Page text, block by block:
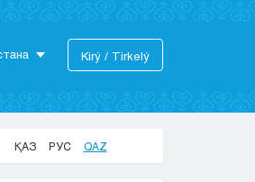
Kіrý / Tіrkelý
ҚАЗ РУС QAZ